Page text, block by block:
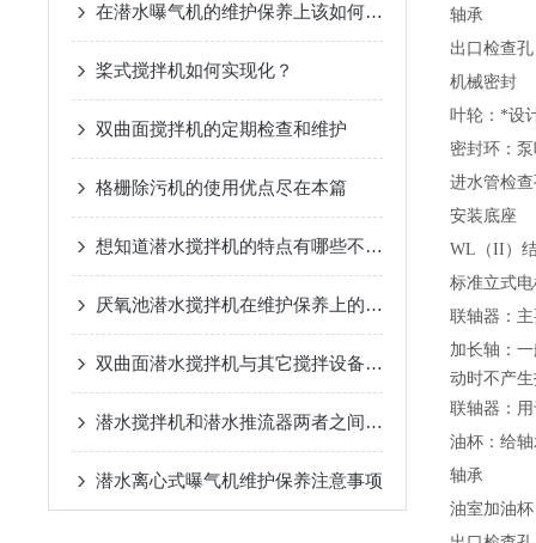
在潜水曝气机的维护保养上该如何做呢？
桨式搅拌机如何实现化？
双曲面搅拌机的定期检查和维护
格栅除污机的使用优点尽在本篇
想知道潜水搅拌机的特点有哪些不妨看看这些
厌氧池潜水搅拌机在维护保养上的方法你知道么
双曲面潜水搅拌机与其它搅拌设备相比的不同之处有哪些呢
潜水搅拌机和潜水推流器两者之间有哪些区别你知道么
潜水离心式曝气机维护保养注意事项
轴承
出口检查
机械密封
叶轮：*设
密封环：
进水管检
安装底座
WL（II）
标准立式
联轴器：
加长轴：
动时不产
联轴器：
油杯：给
轴承
油室加油